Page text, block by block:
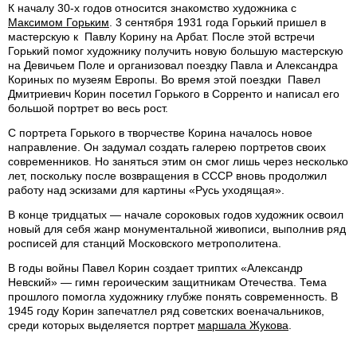
К началу 30-х годов относится знакомство художника с
Максимом Горьким . 3 сентября 1931 года Горький пришел в
мастерскую к Павлу Корину на Арбат. После этой встречи
Горький помог художнику получить новую большую мастерскую
на Девичьем Поле и организовал поездку Павла и Александра
Кориных по музеям Европы. Во время этой поездки Павел
Дмитриевич Корин посетил Горького в Сорренто и написал его
большой портрет во весь рост.
С портрета Горького в творчестве Корина началось новое
направление. Он задумал создать галерею портретов своих
современников. Но заняться этим он смог лишь через несколько
лет, поскольку после возвращения в СССР вновь продолжил
работу над эскизами для картины «Русь уходящая».
В конце тридцатых — начале сороковых годов художник освоил
новый для себя жанр монументальной живописи, выполнив ряд
росписей для станций Московского метрополитена.
В годы войны Павел Корин создает триптих «Александр
Невский» — гимн героическим защитникам Отечества. Тема
прошлого помогла художнику глубже понять современность. В
1945 году Корин запечатлел ряд советских военачальников,
среди которых выделяется портрет маршала Жукова